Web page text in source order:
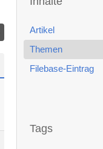
Artikel
Themen
Filebase-Eintrag
Tags